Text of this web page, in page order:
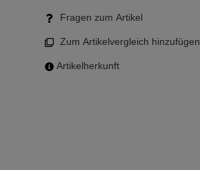
Fragen zum Artikel
Zum Artikelvergleich hinzufügen
Artikelherkunft